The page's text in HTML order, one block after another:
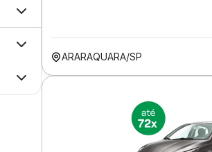
ARARAQUARA/SP